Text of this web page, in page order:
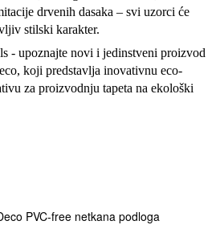
drvenih dasaka – svi uzorci će
stilski karakter.
- upoznajte novi i jedinstveni proizvod
koji predstavlja inovativnu eco-
za proizvodnju tapeta na ekološki
PVC-free netkana podloga